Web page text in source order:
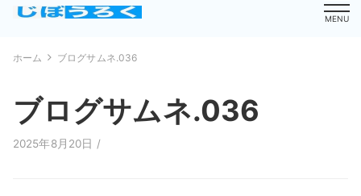
MENU
ホーム ブログサムネ.036
ブログサムネ.036
2025年8月20日 /